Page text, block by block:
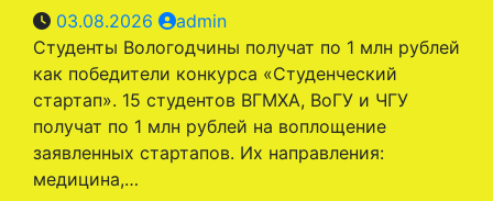
03.08.2026
admin
Студенты Вологодчины получат по 1 млн рублей
как победители конкурса «Студенческий
стартап». 15 студентов ВГМХА, ВоГУ и ЧГУ
получат по 1 млн рублей на воплощение
заявленных стартапов. Их направления:
медицина,…